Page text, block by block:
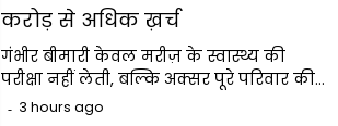
करोड़ से अधिक ख़र्च
गंभीर बीमारी केवल मरीज़ के स्वास्थ्य की
परीक्षा नहीं लेती, बल्कि अक्सर पूरे परिवार की…
3 hours ago